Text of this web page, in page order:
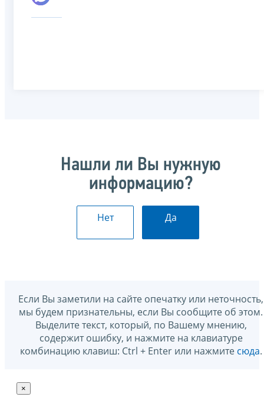
Нашли ли Вы нужную
информацию?
Нет Да
Если Вы заметили на сайте опечатку или неточность,
мы будем признательны, если Вы сообщите об этом.
Выделите текст, который, по Вашему мнению,
содержит ошибку, и нажмите на клавиатуре
комбинацию клавиш: Ctrl + Enter или нажмите сюда.
×